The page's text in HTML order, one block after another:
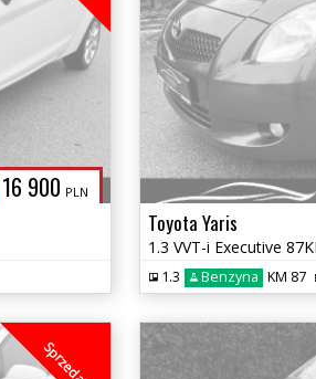
16 900 PLN
Toyota Yaris
1.3 Benzyna KM 87